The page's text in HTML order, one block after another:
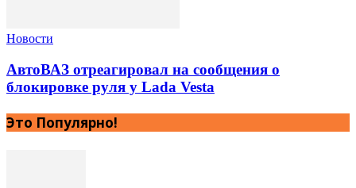
Новости
АвтоВАЗ отреагировал на сообщения о
блокировке руля у Lada Vesta
Это Популярно!